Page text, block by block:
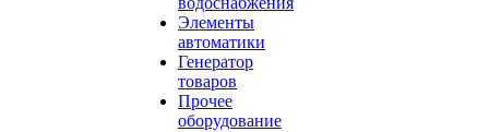
Элементы
автоматики
Генератор
товаров
Прочее
оборудование